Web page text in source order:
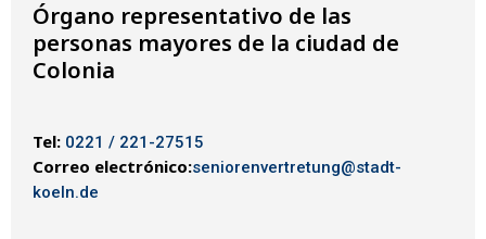
Órgano representativo de las
personas mayores de la ciudad de
Colonia
Tel: 0221 / 221-27515
Correo electrónico:seniorenvertretung@stadt-
koeln.de